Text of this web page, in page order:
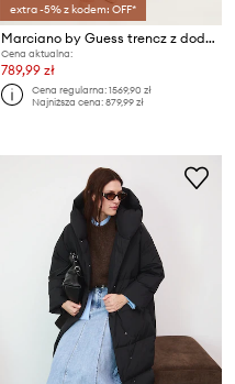
extra -5% z kodem: OFF*
Marciano by Guess trencz z dodatkiem wełny ETHEL
Cena aktualna:
789,99 zł
Cena regularna:1569,90 zł
Najniższa cena:879,99 zł